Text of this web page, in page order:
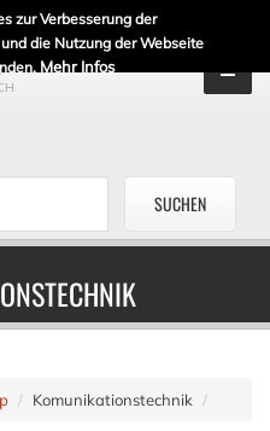
zur Verbesserung der
die Nutzung der Webseite
Mehr Infos
Komunikationstechnik